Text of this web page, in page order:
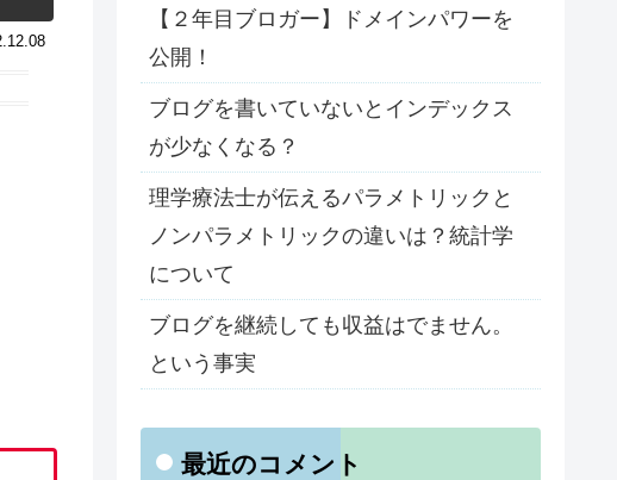
【２年目ブロガー】ドメインパワーを
公開！
ブログを書いていないとインデックス
が少なくなる？
理学療法士が伝えるパラメトリックと
ノンパラメトリックの違いは？統計学
について
ブログを継続しても収益はでません。
という事実
最近のコメント